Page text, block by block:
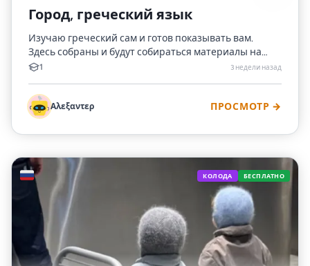
Город, греческий язык
Изучаю греческий сам и готов показывать вам.
Здесь собраны и будут собираться материалы на
тему "город", которые изучаю я будут изучать
1 3 недели назад
Αλεξαντερ ПРОСМОТР →
🇷🇺 КОЛОДА БЕСПЛАТНО